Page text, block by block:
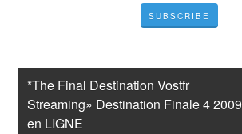
SUBSCRIBE
*The Final Destination Vostfr
Streaming» Destination Finale 4 2009
en LIGNE